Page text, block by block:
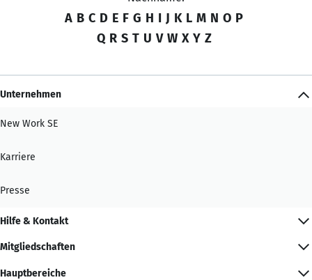
A B C D E F G H I J K L M N O P
Q R S T U V W X Y Z
Unternehmen
New Work SE
Karriere
Presse
Hilfe & Kontakt
Mitgliedschaften
Hauptbereiche